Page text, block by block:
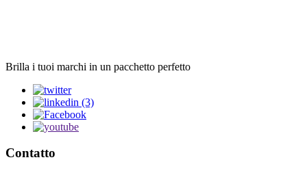
Brilla i tuoi marchi in un pacchetto perfetto
Contatto